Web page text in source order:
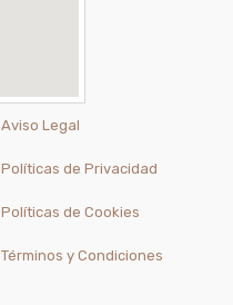
Aviso Legal
Políticas de Privacidad
Políticas de Cookies
Términos y Condiciones